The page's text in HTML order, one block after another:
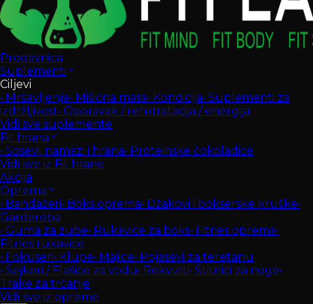
Prodavnica
Suplementi
Ciljevi
• Mršavljenje• Mišićna masa• Kondicija• Suplementi za
izdržljivost• Oporavak / rehidratacija / energija
Vidi sve suplemente
Fit hrana
• Sosevi, namazi i hrana• Proteinske čokoladice
Vidi sve iz Fit hrane
Akcija
Oprema
• Bandažeri• Boks oprema• Džakovi i bokserske kruške•
Garderoba
• Guma za zube• Rukavice za boks• Fitnes oprema•
Fitnes rukavice
• Fokuseri• Klupe• Majice• Pojasevi za teretanu
• Šejkeri / Flašice za vodu• Rekviziti• Štitnici za noge•
Trake za trčanje
Vidi sve iz opreme